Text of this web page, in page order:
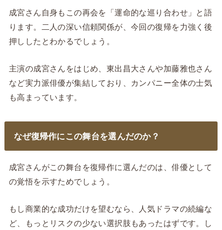
成宮さん自身もこの再会を「運命的な巡り合わせ」と語
ります。二人の深い信頼関係が、今回の復帰を力強く後
押ししたとわかるでしょう。
主演の成宮さんをはじめ、東出昌大さんや加藤雅也さん
など実力派俳優が集結しており、カンパニー全体の士気
も高まっています。
なぜ復帰作にこの舞台を選んだのか？
成宮さんがこの舞台を復帰作に選んだのは、俳優として
の覚悟を示すためでしょう。
もし商業的な成功だけを望むなら、人気ドラマの続編な
ど、もっとリスクの少ない選択肢もあったはずです。し